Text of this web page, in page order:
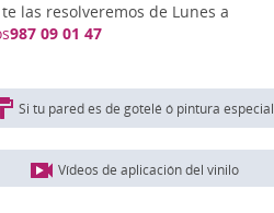
las resolveremos de Lunes a
987 09 01 47
Si tu pared es de gotelé ó pintura especial
Vídeos de aplicación del vinilo